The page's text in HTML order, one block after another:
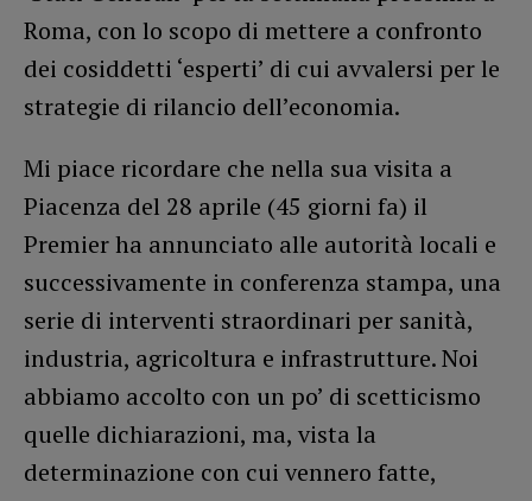
Roma, con lo scopo di mettere a confronto
dei cosiddetti ‘esperti’ di cui avvalersi per le
strategie di rilancio dell’economia.
Mi piace ricordare che nella sua visita a
Piacenza del 28 aprile (45 giorni fa) il
Premier ha annunciato alle autorità locali e
successivamente in conferenza stampa, una
serie di interventi straordinari per sanità,
industria, agricoltura e infrastrutture. Noi
abbiamo accolto con un po’ di scetticismo
quelle dichiarazioni, ma, vista la
determinazione con cui vennero fatte,